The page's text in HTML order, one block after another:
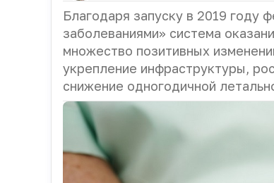
Благодаря запуску в 2019 году
заболеваниями» система
множество позитивных
укрепление инфраструктуры,
снижение одногодичной